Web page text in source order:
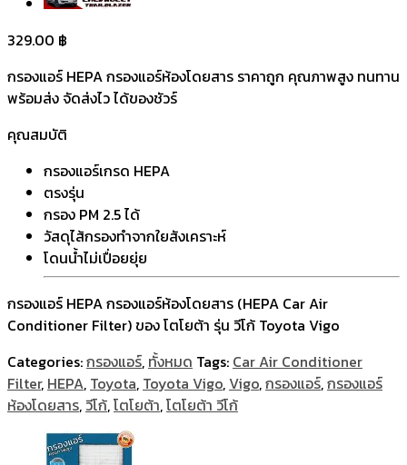
329.00 ฿
กรองแอร์ HEPA กรองแอร์ห้องโดยสาร ราคาถูก คุณภาพสูง ทนทาน
พร้อมส่ง จัดส่งไว ได้ของชัวร์
คุณสมบัติ
กรองแอร์เกรด HEPA
ตรงรุ่น
กรอง PM 2.5 ได้
วัสดุไส้กรองทำจากใยสังเคราะห์
โดนน้ำไม่เปื่อยยุ่ย
กรองแอร์ HEPA กรองแอร์ห้องโดยสาร (HEPA Car Air
Conditioner Filter) ของ โตโยต้า รุ่น วีโก้ Toyota Vigo
Categories:กรองแอร์, ทั้งหมด Tags: Car Air Conditioner
Filter, HEPA, Toyota, Toyota Vigo, Vigo,กรองแอร์,กรองแอร์
ห้องโดยสาร,วีโก้,โตโยต้า,โตโยต้า วีโก้